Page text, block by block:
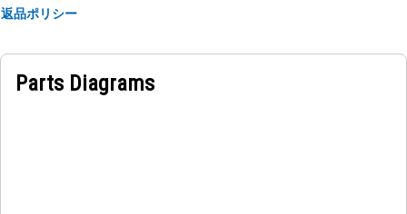
返品ポリシー
Parts Diagrams